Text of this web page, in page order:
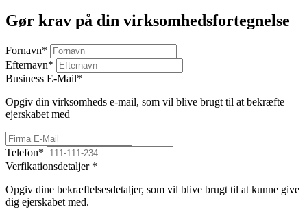
Gør krav på din virksomhedsfortegnelse
Fornavn*
Efternavn*
Business E-Mail*
Opgiv din virksomheds e-mail, som vil blive brugt til at bekræfte
ejerskabet med
Telefon*
Verfikationsdetaljer *
Opgiv dine bekræftelsesdetaljer, som vil blive brugt til at kunne give
dig ejerskabet med.